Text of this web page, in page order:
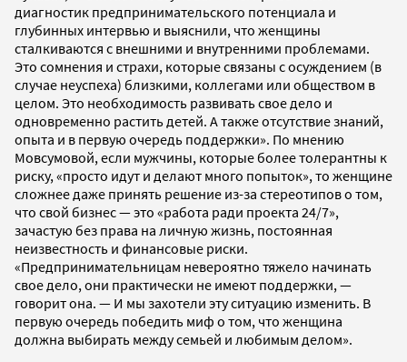
диагностик предпринимательского потенциала и
глубинных интервью и выяснили, что женщины
сталкиваются с внешними и внутренними проблемами.
Это сомнения и страхи, которые связаны с осуждением (в
случае неуспеха) близкими, коллегами или обществом в
целом. Это необходимость развивать свое дело и
одновременно растить детей. А также отсутствие знаний,
опыта и в первую очередь поддержки». По мнению
Мовсумовой, если мужчины, которые более толерантны к
риску, «просто идут и делают много попыток», то женщине
сложнее даже принять решение из-за стереотипов о том,
что свой бизнес — это «работа ради проекта 24/7»,
зачастую без права на личную жизнь, постоянная
неизвестность и финансовые риски.
«Предпринимательницам невероятно тяжело начинать
свое дело, они практически не имеют поддержки, —
говорит она. — И мы захотели эту ситуацию изменить. В
первую очередь победить миф о том, что женщина
должна выбирать между семьей и любимым делом».